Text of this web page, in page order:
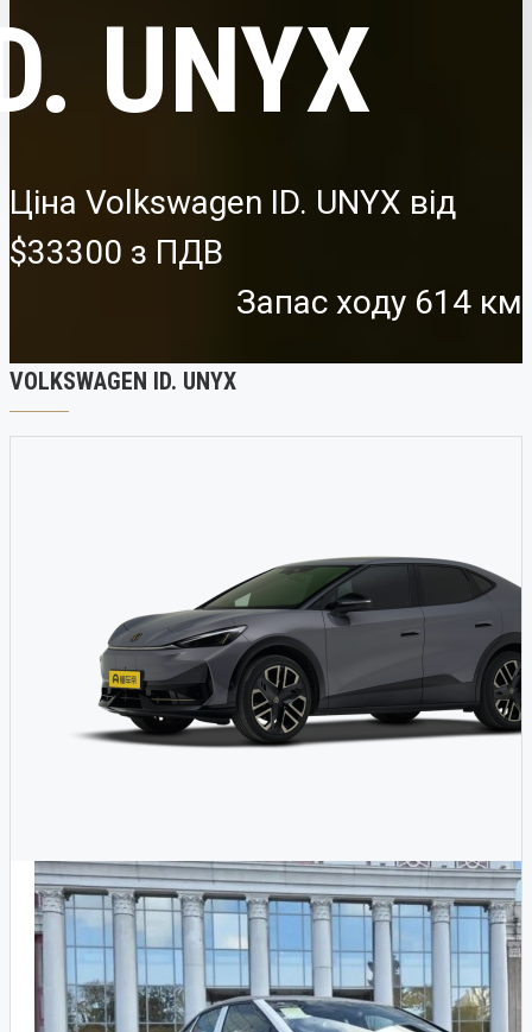
Авто с пробегом
Аксессуары
UNYX
Ціна Volkswagen ID. UNYX від
$33300
Запас ходу 614 км
VOLKSWAGEN ID. UNYX